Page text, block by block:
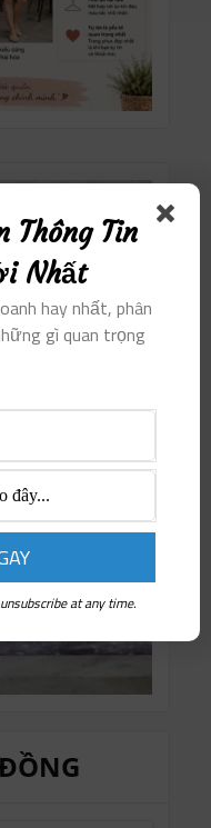
Thông Tin
Nhất
hay nhất, phân
gì quan trọng
at any time.